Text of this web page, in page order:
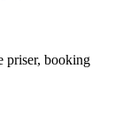
priser, booking